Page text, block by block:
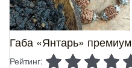
Габа «Янтарь» премиум
Рейтинг: